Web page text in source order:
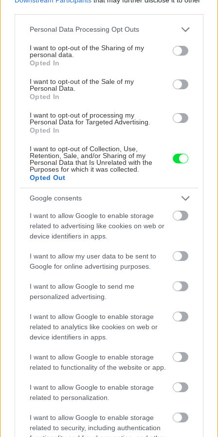
Please note that this website/app uses one or more Google
not limited to your visit or usage behaviour. You may click to
grant or deny consent to Google and its third-party tags to
use your data for below specified purposes in below Google
consent section.
Personal Data Processing Opt Outs
I want to opt-out of the Sharing of my
personal data.
Opted In
I want to opt-out of the Sale of my
Personal Data.
Opted In
I want to opt-out of processing my
Personal Data for Targeted Advertising.
Opted In
I want to opt-out of Collection, Use,
Retention, Sale, and/or Sharing of my
Personal Data that Is Unrelated with the
Purposes for which it was collected.
Opted Out
Google consents
I want to allow Google to enable storage
related to advertising like cookies on web or
device identifiers in apps.
I want to allow my user data to be sent to
Google for online advertising purposes.
I want to allow Google to send me
personalized advertising.
I want to allow Google to enable storage
related to analytics like cookies on web or
device identifiers in apps.
I want to allow Google to enable storage
related to functionality of the website or app.
I want to allow Google to enable storage
related to personalization.
I want to allow Google to enable storage
related to security, including authentication
pohľady? Vyrobte si takéto masívne orechové
svietidlo
Chystáte sa zatepľovať alebo meniť kotol?
Návod, ako v nových dotačných výzvach
Vnútorné žalúzie sú v 40-stupňových
horúčavách pasca: Prečo z okna robia radiátor